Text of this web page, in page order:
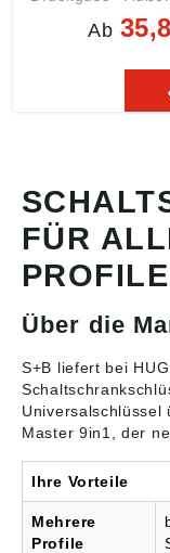
Schuebo GmbH,
57223 Kreuztal,
Ab
FÜR
Über die
S+B liefert bei
Universalschlüssel
Master 9in1, der
Ihre Vorteile
Mehrere
Profile